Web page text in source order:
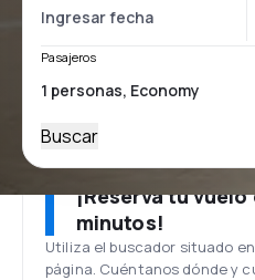
Pasajeros
Buscar
¡Reserva tu
minutos!
Utiliza el buscador situado
página. Cuéntanos dónde y